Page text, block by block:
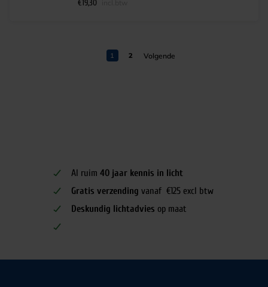
€19,30
1 2
Al ruim 40 jaar kennis in licht
Gratis verzending vanaf €125 excl btw
Deskundig lichtadvies op maat